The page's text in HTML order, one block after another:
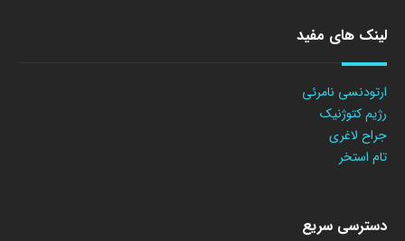
لینک های مفید
ارتودنسی نامرئی
رژیم کتوژنیک
جراح لاغری
تام استخر
دسترسی سریع